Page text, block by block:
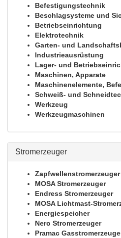
Befestigungstechnik
Beschlagsysteme und
Betriebseinrichtung
Elektrotechnik
Garten- und
Industrieausrüstung
Lager- und
Maschinen, Apparate
Maschinenelemente,
Schweiß- und
Werkzeug
Werkzeugmaschinen
Stromerzeuger
Zapfwellenstromerzeuger
MOSA Stromerzeuger
Endress Stromerzeuger
MOSA Lichtmast-
Energiespeicher
Nero Stromerzeuger
Pramac